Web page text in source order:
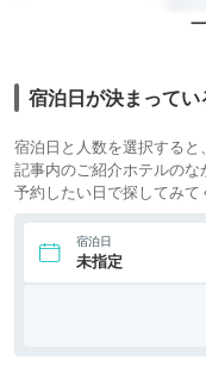
宿泊日が決まって
宿泊日と人数を選択すると、
記事内のご紹介ホテルのな
予約したい日で探してみて
宿泊日
未指定